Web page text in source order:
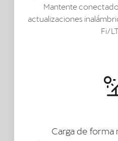
Mantente
actualizaciones
Fi/
Carga de forma